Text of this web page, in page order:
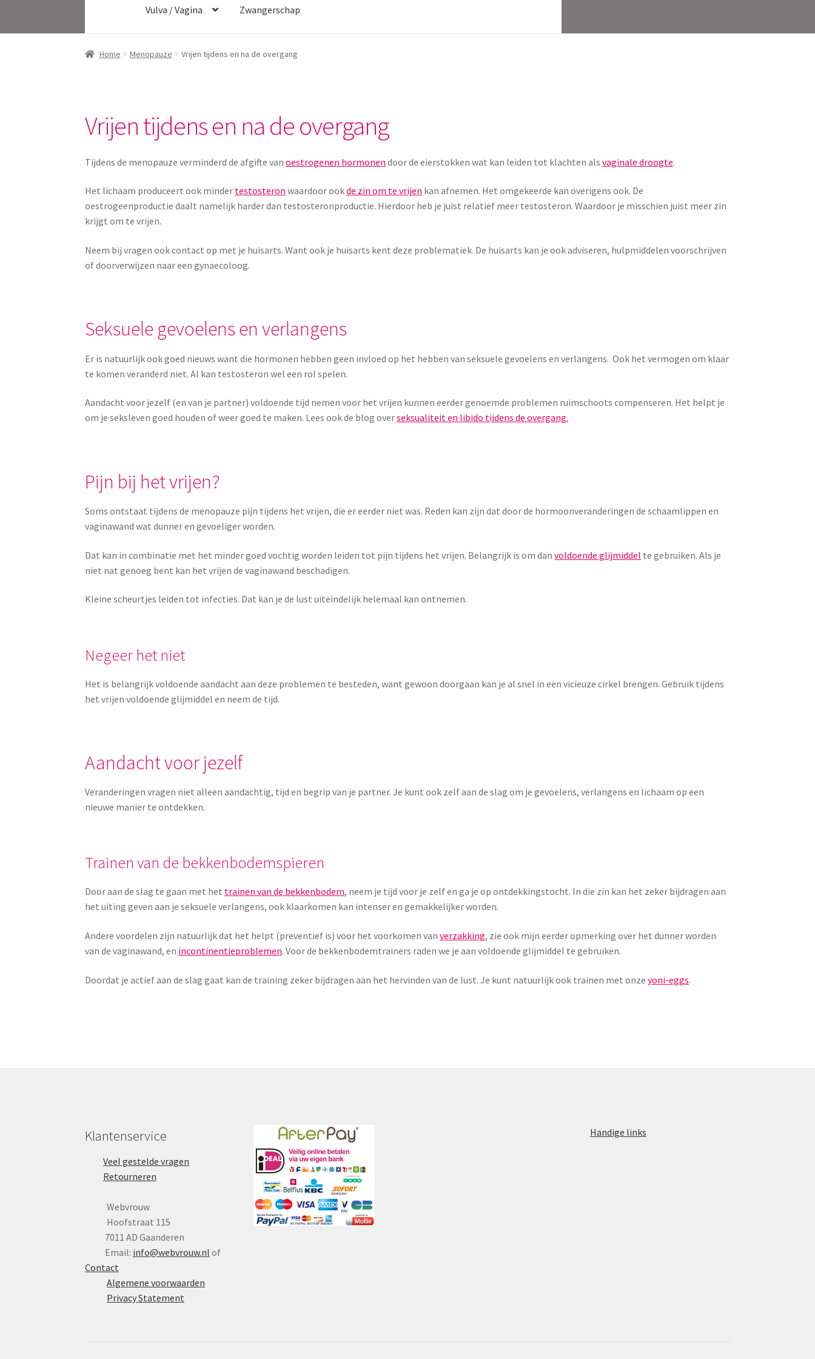
Vulva / Vagina Zwangerschap
Home Menopauze Vrijen tijdens en na de overgang
Vrijen tijdens en na de overgang
Tijdens de menopauze verminderd de afgifte vanoestrogenen hormonen door de eierstokken wat kan leiden tot klachten alsvaginale droogte.
Het lichaam produceert ook minder testosteron waardoor ookde zin om te vrijen kan afnemen. Het omgekeerde kan overigens ook. De
oestrogeenproductie daalt namelijk harder dan testosteronproductie. Hierdoor heb je juist relatief meer testosteron. Waardoor je misschien juist meer zin
krijgt om te vrijen.
Neem bij vragen ook contact op met je huisarts. Want ook je huisarts kent deze problematiek. De huisarts kan je ook adviseren, hulpmiddelen voorschrijven
of doorverwijzen naar een gynaecoloog.
Seksuele gevoelens en verlangens
Er is natuurlijk ook goed nieuws want die hormonen hebben geen invloed op het hebben van seksuele gevoelens en verlangens. Ook het vermogen om klaar
te komen veranderd niet. Al kan testosteron wel een rol spelen.
Aandacht voor jezelf (en van je partner) voldoende tijd nemen voor het vrijen kunnen eerder genoemde problemen ruimschoots compenseren. Het helpt je
om je seksleven goed houden of weer goed te maken. Lees ook de blog overseksualiteit en libido tijdens de overgang.
Pijn bij het vrijen?
Soms ontstaat tijdens de menopauze pijn tijdens het vrijen, die er eerder niet was. Reden kan zijn dat door de hormoonveranderingen de schaamlippen en
vaginawand wat dunner en gevoeliger worden.
Dat kan in combinatie met het minder goed vochtig worden leiden tot pijn tijdens het vrijen. Belangrijk is om danvoldoende glijmiddel te gebruiken. Als je
niet nat genoeg bent kan het vrijen de vaginawand beschadigen.
Kleine scheurtjes leiden tot infecties. Dat kan je de lust uiteindelijk helemaal kan ontnemen.
Negeer het niet
Het is belangrijk voldoende aandacht aan deze problemen te besteden, want gewoon doorgaan kan je al snel in een vicieuze cirkel brengen. Gebruik tijdens
het vrijen voldoende glijmiddel en neem de tijd.
Aandacht voor jezelf
Veranderingen vragen niet alleen aandachtig, tijd en begrip van je partner. Je kunt ook zelf aan de slag om je gevoelens, verlangens en lichaam op een
nieuwe manier te ontdekken.
Trainen van de bekkenbodemspieren
Door aan de slag te gaan met het trainen van de bekkenbodem, neem je tijd voor je zelf en ga je op ontdekkingstocht. In die zin kan het zeker bijdragen aan
het uiting geven aan je seksuele verlangens, ook klaarkomen kan intenser en gemakkelijker worden.
Andere voordelen zijn natuurlijk dat het helpt (preventief is) voor het voorkomen vanverzakking, zie ook mijn eerder opmerking over het dunner worden
van de vaginawand, en incontinentieproblemen. Voor de bekkenbodemtrainers raden we je aan voldoende glijmiddel te gebruiken.
Doordat je actief aan de slag gaat kan de training zeker bijdragen aan het hervinden van de lust. Je kunt natuurlijk ook trainen met onzeyoni-eggs.
Klantenservice
Veel gestelde vragen
Retourneren
Webvrouw
Hoofstraat 115
7011 AD Gaanderen
Email: info@webvrouw.nl of
Contact
Algemene voorwaarden
Privacy Statement
Handige links